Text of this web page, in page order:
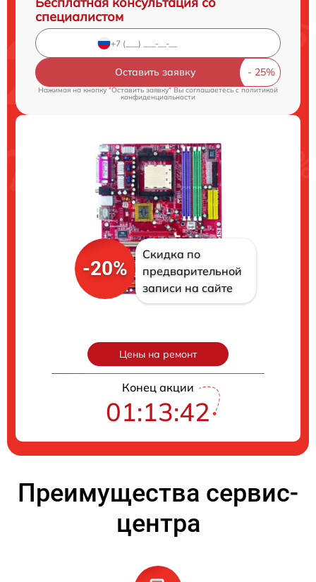
специалистом
Оставить заявку
Нажимая на кнопку "Оставить заявку" Вы соглашаетесь cполитикой
конфиденциальности
-20%
Скидка по
предварительной
записи на сайте
Цены на ремонт
Конец акции
01:13:41
Преимущества сервис-
центра